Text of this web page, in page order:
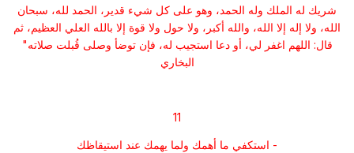
شريك له الملك وله الحمد، وهو على كل شيء قدير، الحمد لله، سبحان
الله، ولا إله إلا الله، والله أكبر، ولا حول ولا قوة إلا بالله العلي العظيم، ثم
قال: اللهم اغفر لي، أو دعا استجيب له، فإن توضأ وصلى قُبلت صلاته"
البخاري
11
- استكفي ما أهمك ولما يهمك عند استيقاظك